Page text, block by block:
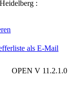
:
als E-Mail
OPEN V 11.2.1.0